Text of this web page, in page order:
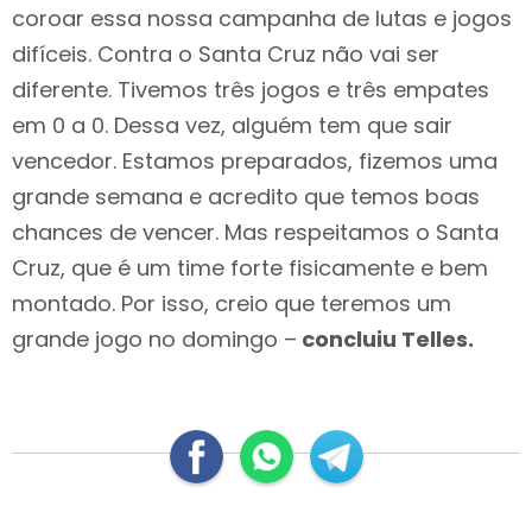
coroar essa nossa campanha de lutas e jogos
difíceis. Contra o Santa Cruz não vai ser
diferente. Tivemos três jogos e três empates
em 0 a 0. Dessa vez, alguém tem que sair
vencedor. Estamos preparados, fizemos uma
grande semana e acredito que temos boas
chances de vencer. Mas respeitamos o Santa
Cruz, que é um time forte fisicamente e bem
montado. Por isso, creio que teremos um
grande jogo no domingo – concluiu Telles.